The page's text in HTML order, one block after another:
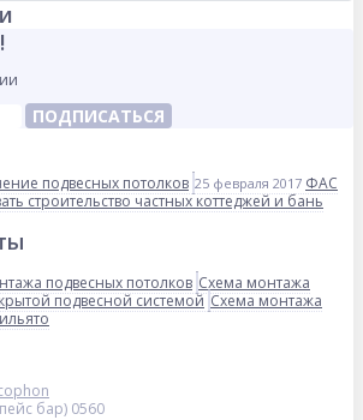
ПОДПИСАТЬСЯ
подвесных потолков 25 февраля 2017 ФАС
строительство частных коттеджей и бань
подвесных потолков Схема монтажа
подвесной системой Схема монтажа
бар) 0560